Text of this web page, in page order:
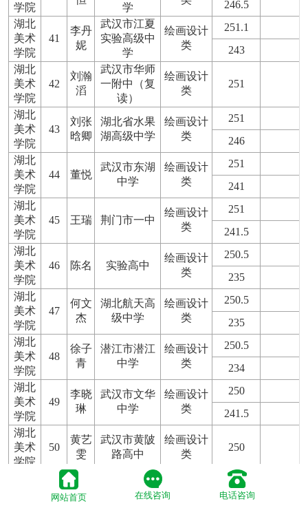
学院
学
246.5
湖北
美术
学院
41
李丹
妮
武汉市江夏
实验高级中
学
绘画设计
类
251.1
243
湖北
美术
学院
42
刘瀚
滔
武汉市华师
一附中（复
读）
绘画设计
类
251
湖北
美术
学院
43
刘张
晗卿
湖北省水果
湖高级中学
绘画设计
类
251
246
湖北
美术
学院
44 董悦
武汉市东湖
中学
绘画设计
类
251
241
湖北
美术
学院
45 王瑞 荆门市一中
绘画设计
类
251
241.5
湖北
美术
学院
46 陈名 实验高中
绘画设计
类
250.5
235
湖北
美术
学院
47
何文
杰
湖北航天高
级中学
绘画设计
类
250.5
235
湖北
美术
学院
48
徐子
青
潜江市潜江
中学
绘画设计
类
250.5
234
湖北
美术
学院
49
李晓
琳
武汉市文华
中学
绘画设计
类
250
241.5
湖北
美术
学院
50
黄艺
雯
武汉市黄陂
路高中
绘画设计
类
250
51
吕梓
萌
钟祥市旧口
高中
250
网站首页 在线咨询 电话咨询